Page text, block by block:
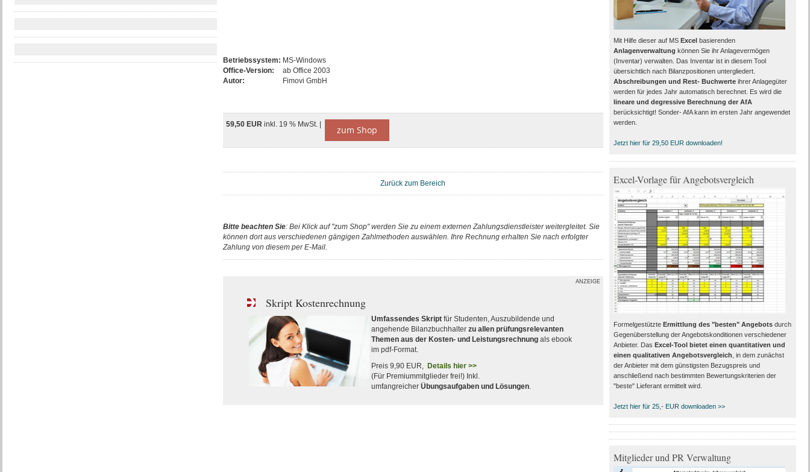
Betriebssystem: MS-Windows
Office-Version:
ab Office 2003
Autor:
Fimovi GmbH
59,50 EUR inkl. 19 % MwSt. | zum Shop
Zurück zum Bereich
Bitte beachten Sie: Bei Klick auf "zum Shop" werden Sie zu einem externen Zahlungsdienstleister weitergleitet. Sie
können dort aus verschiedenen gängigen Zahlmethoden auswählen. Ihre Rechnung erhalten Sie nach erfolgter
Zahlung von diesem per E-Mail.
ANZEIGE
Skript Kostenrechnung
Umfassendes Skriptfür Studenten, Auszubildende und
angehende Bilanzbuchhalter zu allen prüfungsrelevanten
Themen aus der Kosten- und Leistungsrechnungals ebook
im pdf-Format.
Preis 9,90 EUR, Details hier >>
(Für Premiummitglieder frei!) Inkl.
umfangreicher Übungsaufgaben und Lösungen.
Mit Hilfe dieser auf MS Excelbasierenden
Anlagenverwaltung können Sie ihr Anlagevermögen
(Inventar) verwalten. Das Inventar ist in diesem Tool
übersichtlich nach Bilanzpositionen untergliedert.
Abschreibungen und Rest- Buchwerteihrer Anlagegüter
werden für jedes Jahr automatisch berechnet. Es wird die
lineare und degressive Berechnung der AfA
berücksichtigt! Sonder- AfA kann im ersten Jahr angewendet
werden.
Jetzt hier für 29,50 EUR downloaden!
Excel-Vorlage für Angebotsvergleich
Formelgestützte Ermittlung des "besten" Angebotsdurch
Gegenüberstellung der Angebotskonditionen verschiedener
Anbieter. Das Excel-Tool bietet einen quantitativen und
einen qualitativen Angebotsvergleich , in dem zunächst
der Anbieter mit dem günstigsten Bezugspreis und
anschließend nach bestimmten Bewertungskriterien der
"beste" Lieferant ermittelt wird.
Jetzt hier für 25,- EUR downloaden >>
Mitglieder und PR Verwaltung